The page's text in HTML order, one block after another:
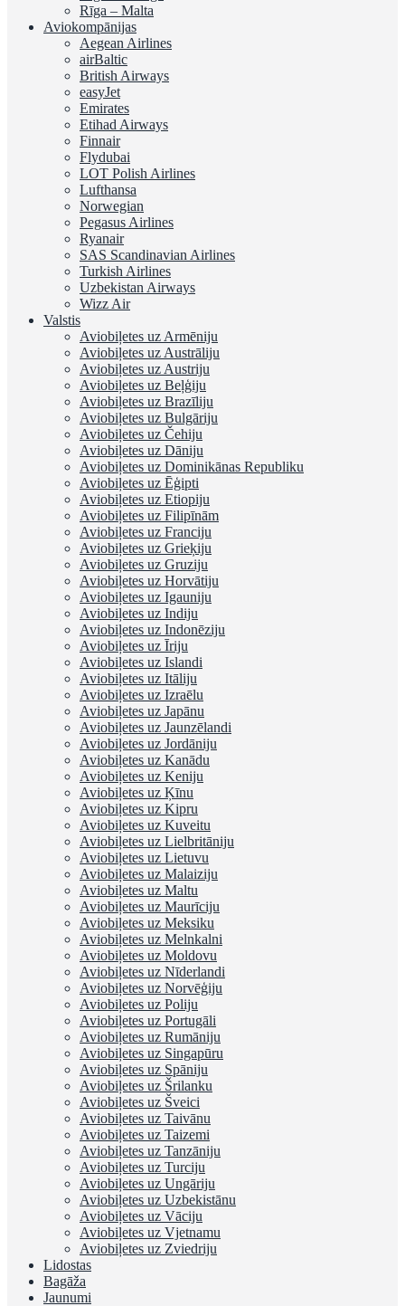
Rīga – Malta
Aviokompānijas
Aegean Airlines
airBaltic
British Airways
easyJet
Emirates
Etihad Airways
Finnair
Flydubai
LOT Polish Airlines
Lufthansa
Norwegian
Pegasus Airlines
Ryanair
SAS Scandinavian Airlines
Turkish Airlines
Uzbekistan Airways
Wizz Air
Valstis
Aviobiļetes uz Armēniju
Aviobiļetes uz Austrāliju
Aviobiļetes uz Austriju
Aviobiļetes uz Beļģiju
Aviobiļetes uz Brazīliju
Aviobiļetes uz Bulgāriju
Aviobiļetes uz Čehiju
Aviobiļetes uz Dāniju
Aviobiļetes uz Dominikānas Republiku
Aviobiļetes uz Ēģipti
Aviobiļetes uz Etiopiju
Aviobiļetes uz Filipīnām
Aviobiļetes uz Franciju
Aviobiļetes uz Grieķiju
Aviobiļetes uz Gruziju
Aviobiļetes uz Horvātiju
Aviobiļetes uz Igauniju
Aviobiļetes uz Indiju
Aviobiļetes uz Indonēziju
Aviobiļetes uz Īriju
Aviobiļetes uz Islandi
Aviobiļetes uz Itāliju
Aviobiļetes uz Izraēlu
Aviobiļetes uz Japānu
Aviobiļetes uz Jaunzēlandi
Aviobiļetes uz Jordāniju
Aviobiļetes uz Kanādu
Aviobiļetes uz Keniju
Aviobiļetes uz Ķīnu
Aviobiļetes uz Kipru
Aviobiļetes uz Kuveitu
Aviobiļetes uz Lielbritāniju
Aviobiļetes uz Lietuvu
Aviobiļetes uz Malaiziju
Aviobiļetes uz Maltu
Aviobiļetes uz Maurīciju
Aviobiļetes uz Meksiku
Aviobiļetes uz Melnkalni
Aviobiļetes uz Moldovu
Aviobiļetes uz Nīderlandi
Aviobiļetes uz Norvēģiju
Aviobiļetes uz Poliju
Aviobiļetes uz Portugāli
Aviobiļetes uz Rumāniju
Aviobiļetes uz Singapūru
Aviobiļetes uz Spāniju
Aviobiļetes uz Šrilanku
Aviobiļetes uz Šveici
Aviobiļetes uz Taivānu
Aviobiļetes uz Taizemi
Aviobiļetes uz Tanzāniju
Aviobiļetes uz Turciju
Aviobiļetes uz Ungāriju
Aviobiļetes uz Uzbekistānu
Aviobiļetes uz Vāciju
Aviobiļetes uz Vjetnamu
Aviobiļetes uz Zviedriju
Lidostas
Bagāža
Jaunumi